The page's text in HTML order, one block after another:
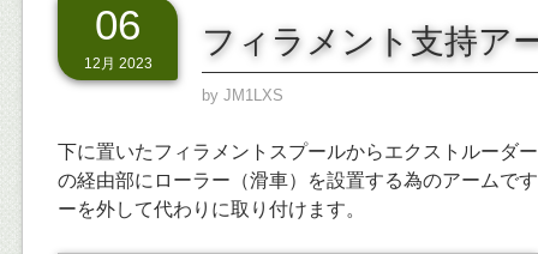
06
12月 2023
フィラメント支持ア
by JM1LXS
下に置いたフィラメントスプールからエクストルーダ
の経由部にローラー（滑車）を設置する為のアームで
ーを外して代わりに取り付けます。